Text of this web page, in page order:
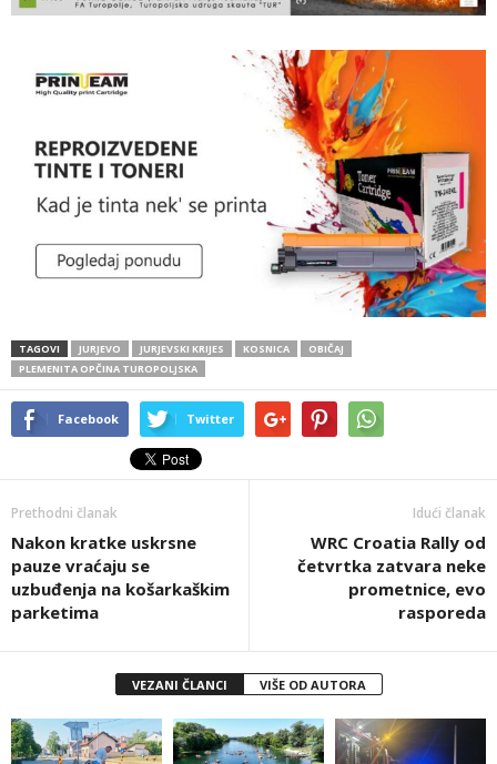
TAGOVI JURJEVO JURJEVSKI KRIJES KOSNICA
OBIČAJ
PLEMENITA OPČINA TUROPOLJSKA
Facebook Twitter
Prethodni članak
Nakon kratke uskrsne
pauze vraćaju se
uzbuđenja na košarkaškim
parketima
Idući članak
WRC Croatia Rally od
četvrtka zatvara neke
prometnice, evo
rasporeda
VEZANI ČLANCI VIŠE OD AUTORA